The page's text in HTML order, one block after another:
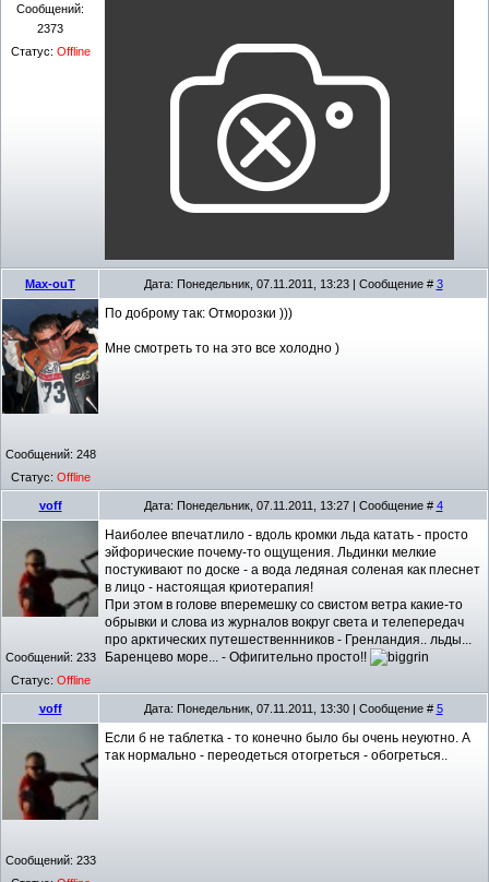
Сообщений:
2373
Статус: Offline
Max-ouT Дата: Понедельник, 07.11.2011, 13:23 | Сообщение # 3
Сообщений: 248
Статус: Offline
По доброму так: Отморозки )))
Мне смотреть то на это все холодно )
voff Дата: Понедельник, 07.11.2011, 13:27 | Сообщение # 4
Сообщений: 233
Статус: Offline
Наиболее впечатлило - вдоль кромки льда катать - просто
эйфорические почему-то ощущения. Льдинки мелкие
постукивают по доске - а вода ледяная соленая как плеснет
в лицо - настоящая криотерапия!
При этом в голове вперемешку со свистом ветра какие-то
обрывки и слова из журналов вокруг света и телепередач
про арктических путешественнников - Гренландия.. льды...
Баренцево море... - Офигительно просто!!
voff Дата: Понедельник, 07.11.2011, 13:30 | Сообщение # 5
Сообщений: 233
Если б не таблетка - то конечно было бы очень неуютно. А
так нормально - переодеться отогреться - обогреться..